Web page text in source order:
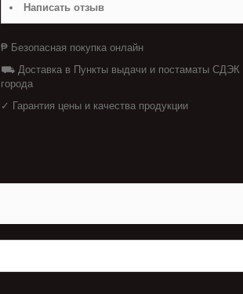
Написать отзыв
₱ Безопасная покупка онлайн
⛟ Доставка в Пункты выдачи и постаматы СДЭК
города
✓ Гарантия цены и качества продукции